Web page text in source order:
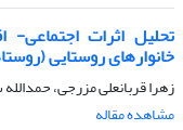
تحلیل اثرات
خانوارهای روستایی
زهرا قربانعلی مزرجی،
مشاهده مقاله